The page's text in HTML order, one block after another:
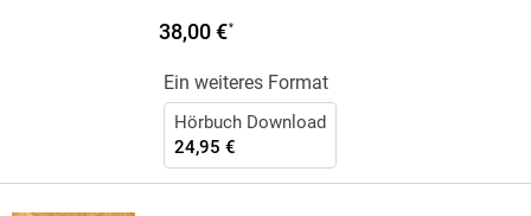
38,00 €*
Ein weiteres Format
Hörbuch Download
24,95 €